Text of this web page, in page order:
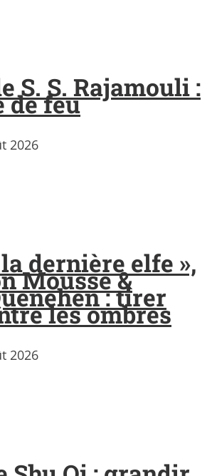
S. S. Rajamouli :
de feu
2026
dernière elfe »,
Mousse &
: tirer
les ombres
2026